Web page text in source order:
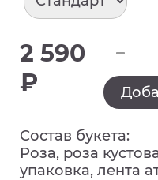
2 590
₽
Состав букета:
Роза, роза
упаковка, лента